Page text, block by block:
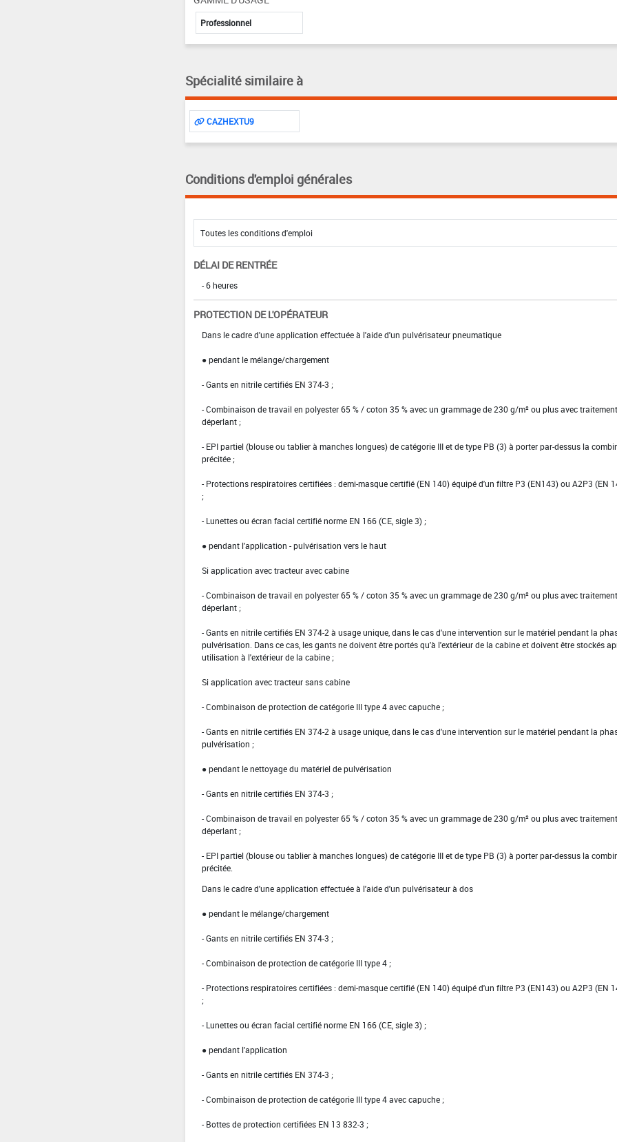
Professionnel
Spécialité similaire à
CAZHEXTU9
Conditions d'emploi générales
DÉLAI DE RENTRÉE
- 6 heures
PROTECTION DE L'OPÉRATEUR
Dans le cadre d'une application effectuée à l'aide d'un pulvérisateur pneumatique
● pendant le mélange/chargement
- Gants en nitrile certifiés EN 374-3 ;
- Combinaison de travail en polyester 65 % / coton 35 % avec un grammage de 230 g/m² ou plus avec traitement
déperlant ;
- EPI partiel (blouse ou tablier à manches longues) de catégorie III et de type PB (3) à porter par-dessus la
précitée ;
- Protections respiratoires certifiées : demi-masque certifié (EN 140) équipé d'un filtre P3 (EN143) ou A2P3 (EN
;
- Lunettes ou écran facial certifié norme EN 166 (CE, sigle 3) ;
● pendant l'application - pulvérisation vers le haut
Si application avec tracteur avec cabine
- Combinaison de travail en polyester 65 % / coton 35 % avec un grammage de 230 g/m² ou plus avec traitement
déperlant ;
- Gants en nitrile certifiés EN 374-2 à usage unique, dans le cas d'une intervention sur le matériel pendant la
pulvérisation. Dans ce cas, les gants ne doivent être portés qu'à l'extérieur de la cabine et doivent être stockés
utilisation à l'extérieur de la cabine ;
Si application avec tracteur sans cabine
- Combinaison de protection de catégorie III type 4 avec capuche ;
- Gants en nitrile certifiés EN 374-2 à usage unique, dans le cas d'une intervention sur le matériel pendant la
pulvérisation ;
● pendant le nettoyage du matériel de pulvérisation
- Gants en nitrile certifiés EN 374-3 ;
- Combinaison de travail en polyester 65 % / coton 35 % avec un grammage de 230 g/m² ou plus avec traitement
déperlant ;
- EPI partiel (blouse ou tablier à manches longues) de catégorie III et de type PB (3) à porter par-dessus la
précitée.
Dans le cadre d'une application effectuée à l'aide d'un pulvérisateur à dos
● pendant le mélange/chargement
- Gants en nitrile certifiés EN 374-3 ;
- Combinaison de protection de catégorie III type 4 ;
- Protections respiratoires certifiées : demi-masque certifié (EN 140) équipé d'un filtre P3 (EN143) ou A2P3 (EN
;
- Lunettes ou écran facial certifié norme EN 166 (CE, sigle 3) ;
● pendant l'application
- Gants en nitrile certifiés EN 374-3 ;
- Combinaison de protection de catégorie III type 4 avec capuche ;
- Bottes de protection certifiées EN 13 832-3 ;